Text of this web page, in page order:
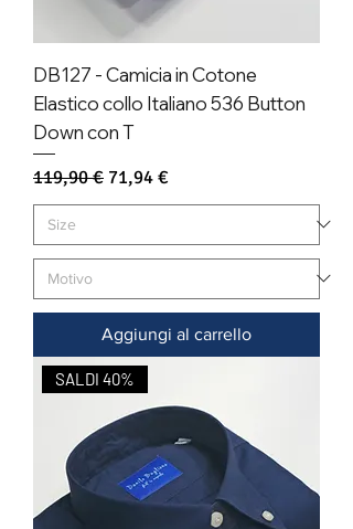
DB127 - Camicia in Cotone
Elastico collo Italiano 536 Button
Down con T
Prezzo regolare
119,90 € Prezzo scontato
71,94 €
Aggiungi al carrello
SALDI 40%